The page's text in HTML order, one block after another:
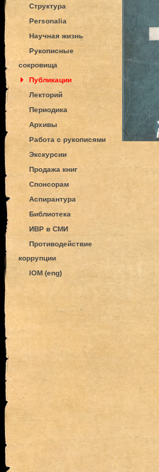
Структура
Personalia
Научная жизнь
Рукописные
сокровища
Публикации
Лекторий
Периодика
Архивы
Работа с рукописями
Экскурсии
Продажа книг
Спонсорам
Аспирантура
Библиотека
ИВР в СМИ
Противодействие
коррупции
IOM (eng)